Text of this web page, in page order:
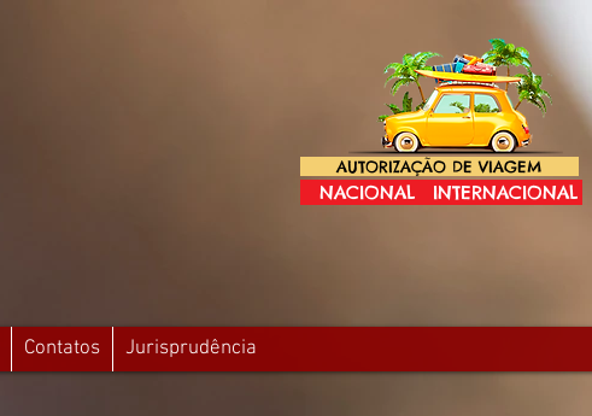
AUTORIZAÇÃO DE VIAGEM
NACIONAL INTERNACIONAL
Contatos Jurisprudência